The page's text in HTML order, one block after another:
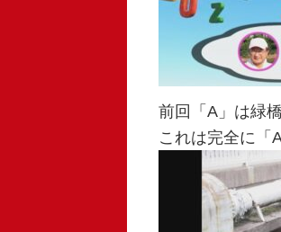
前回「A」は緑
これは完全に「